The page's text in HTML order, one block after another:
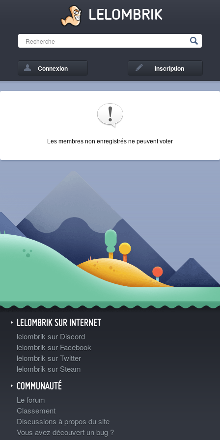
LELOMBRIK
Connexion Inscription
Les membres non enregistrés ne peuvent voter
LELOMBRIK SUR INTERNET
lelombrik sur Discord
lelombrik sur Facebook
lelombrik sur Twitter
lelombrik sur Steam
COMMUNAUTÉ
Le forum
Classement
Discussions à propos du site
Vous avez découvert un bug ?